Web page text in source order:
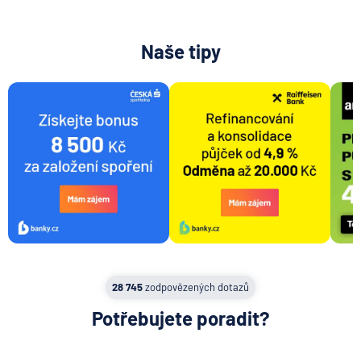
Naše tipy
28 745zodpovězených dotazů
Potřebujete poradit?